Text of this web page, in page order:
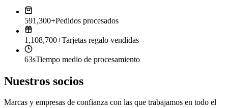
591,300+Pedidos procesados
1,108,700+Tarjetas regalo vendidas
63sTiempo medio de procesamiento
Nuestros socios
Marcas y empresas de confianza con las que trabajamos en todo el